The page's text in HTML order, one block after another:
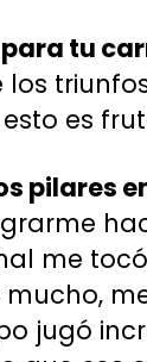
tu
los
es
pilares
me
jugó